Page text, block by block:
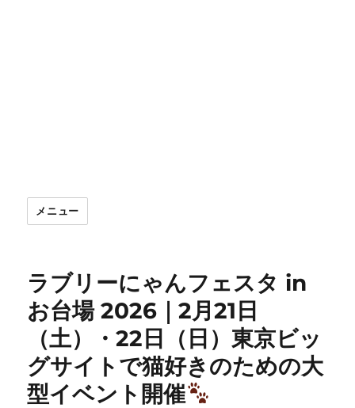
メニュー
ラブリーにゃんフェスタ in
お台場 2026｜2月21日
（土）・22日（日）東京ビッ
グサイトで猫好きのための大
型イベント開催